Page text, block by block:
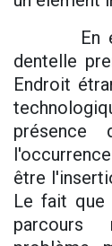
En
dentelle
Endroit
présence
être
Le fait que
parcours